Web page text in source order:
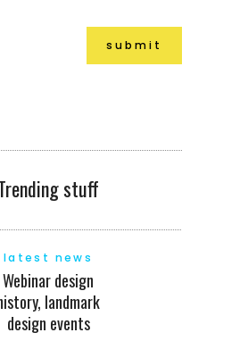
stuff
latest news
Webinar design
landmark
design events